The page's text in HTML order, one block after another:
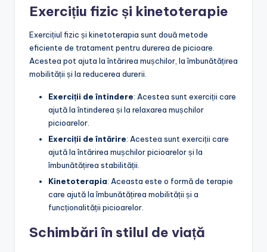
Exercițiu fizic și kinetoterapie
Exercițiul fizic și kinetoterapia sunt două metode
eficiente de tratament pentru durerea de picioare.
Acestea pot ajuta la întărirea mușchilor, la îmbunătățirea
mobilității și la reducerea durerii.
Exerciții de întindere: Acestea sunt exerciții care
ajută la întinderea și la relaxarea mușchilor
picioarelor.
Exerciții de întărire: Acestea sunt exerciții care
ajută la întărirea mușchilor picioarelor și la
îmbunătățirea stabilității.
Kinetoterapia: Aceasta este o formă de terapie
care ajută la îmbunătățirea mobilității și a
funcționalității picioarelor.
Schimbări în stilul de viață